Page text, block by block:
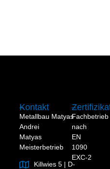
Kontakt
Metallbau Matyas
Andrei
Matyas
Meisterbetrieb
Killwies 5 | D-
Fachbetrieb
nach
EN
1090
EXC-2